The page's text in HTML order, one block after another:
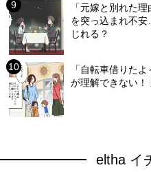
「元嫁と別れた
を突っ込まれ不
じれる？
「自転車借りた
が理解できない！
eltha イ